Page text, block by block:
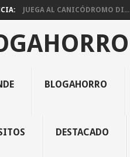
JUEGA AL CANICÓDROMO DI...
BLOGAHORRO
DESTACADO